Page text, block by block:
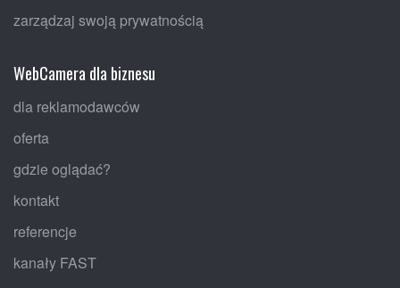
zarządzaj swoją prywatnością
WebCamera dla biznesu
dla reklamodawców
oferta
gdzie oglądać?
kontakt
referencje
kanały FAST